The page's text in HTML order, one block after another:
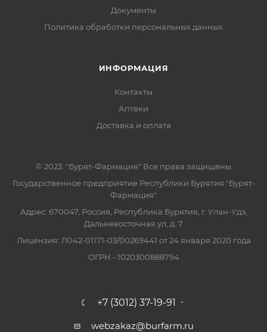
Документы
Политика обработки персональных данных
ИНФОРМАЦИЯ
Контакты
Аптеки
Доставка и оплата
© 2023. "Бурят-Фармация" Все права защищены
Государственное предприятие Республики Бурятия "Бурят-
Фармация"
Адрес: 670047, Россия, Республика Бурятия, г. Улан-Удэ,
Дальневосточная ул, д. 7
Лицензия: Л042-01171-03/00269441 от 24 января 2020 года
ОГРН - 1020300888794
+7 (3012) 37-19-91
webzakaz@burfarm.ru